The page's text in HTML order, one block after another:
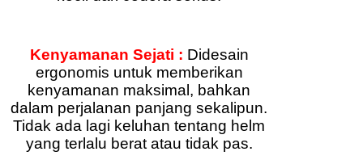
Kenyamanan Sejati : Didesain
ergonomis untuk memberikan
kenyamanan maksimal, bahkan
dalam perjalanan panjang sekalipun.
Tidak ada lagi keluhan tentang helm
yang terlalu berat atau tidak pas.